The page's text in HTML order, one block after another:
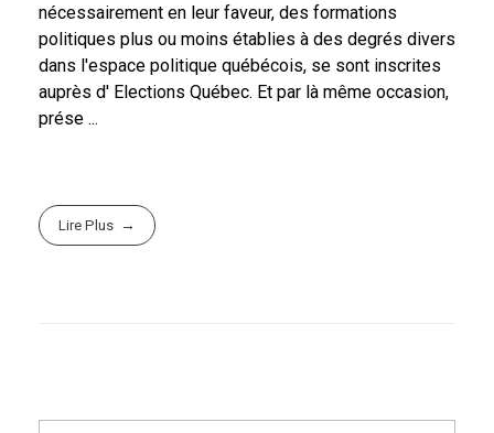
nécessairement en leur faveur, des formations
politiques plus ou moins établies à des degrés divers
dans l'espace politique québécois, se sont inscrites
auprès d' Elections Québec. Et par là même occasion,
prése ...
Lire Plus